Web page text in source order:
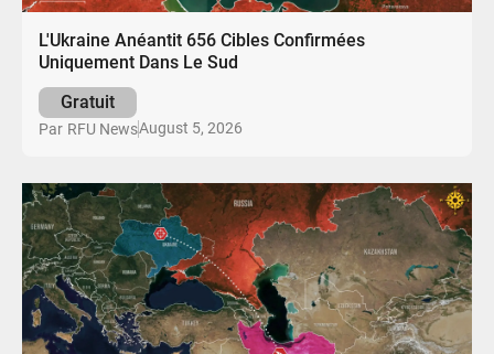
L'Ukraine Anéantit 656 Cibles Confirmées
Uniquement Dans Le Sud
Gratuit
Par RFU NewsAugust 5, 2026